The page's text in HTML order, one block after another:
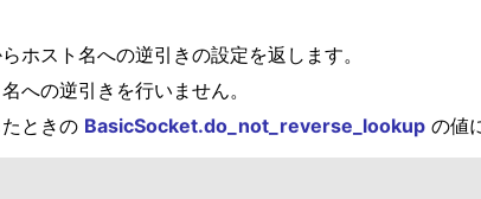
ホスト名への逆引きの設定を返します。
への逆引きを行いません。
ときの BasicSocket.do_not_reverse_lookupの値